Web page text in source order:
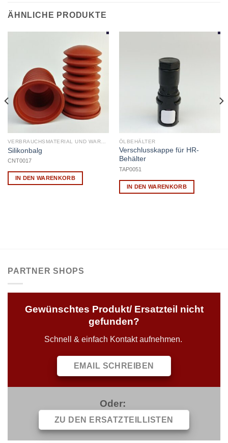
ÄHNLICHE PRODUKTE
Silikonbalg
CNT0017
IN DEN WARENKORB
ÖLBEHÄLTER
Verschlusskappe für HR-
Behälter
TAP0051
IN DEN WARENKORB
PARTNER SHOPS
Gewünschtes Produkt/ Ersatzteil nicht
gefunden?
Schnell & einfach Kontakt aufnehmen.
EMAIL SCHREIBEN
Oder:
ZU DEN ERSATZTEILLISTEN